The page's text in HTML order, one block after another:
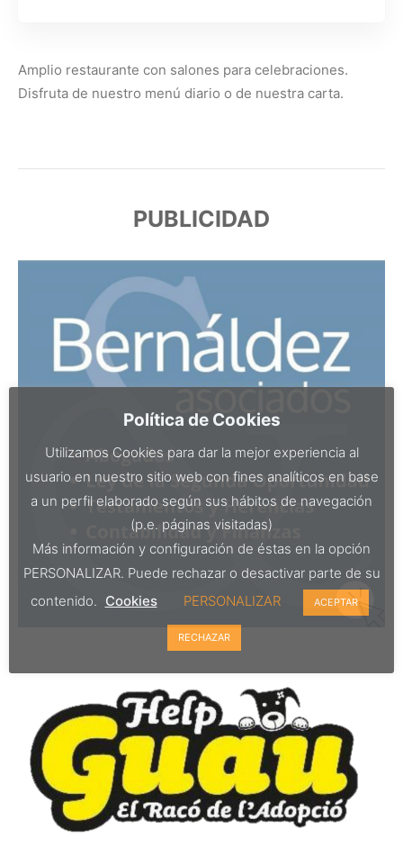
Amplio restaurante con salones para celebraciones.
Disfruta de nuestro menú diario o de nuestra carta.
PUBLICIDAD
Política de Cookies
Utilizamos Cookies para dar la mejor experiencia al
usuario en nuestro sitio web con fines analíticos en base
a un perfil elaborado según sus hábitos de navegación
(p.e. páginas visitadas)
Más información y configuración de éstas en la opción
PERSONALIZAR. Puede rechazar o desactivar parte de su
contenido. Cookies PERSONALIZAR ACEPTAR
RECHAZAR